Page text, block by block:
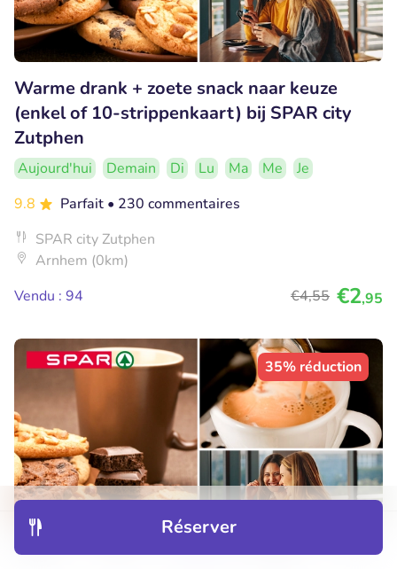
Réserver
Warme drank + zoete snack naar keuze
(enkel of 10-strippenkaart) bij SPAR city
Zutphen
Aujourd'hui Demain Di Lu Ma Me
Je
9.8
Parfait • 230 commentaires
SPAR city Zutphen
Arnhem (0km)
Vendu : 94
€4,55 €2,95
35% réduction